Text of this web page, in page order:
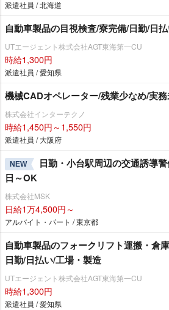
派遣社員 / 北海道
自動車製品の目視検査/寮完備/日勤/日
UTエージェント株式会社AGT東海第一CU
時給1,300円
派遣社員 / 愛知県
機械CADオペレーター/残業少なめ/実
株式会社インターテクノ
時給1,450円～1,550円
派遣社員 / 大阪府
NEW
日勤・小台駅周辺の交通誘導
日～OK
株式会社MSK
日給1万4,500円～
アルバイト・パート / 東京都
自動車製品のフォークリフト運搬・倉
日勤/日払い/工場・製造
UTエージェント株式会社AGT東海第一CU
時給1,300円
派遣社員 / 愛知県